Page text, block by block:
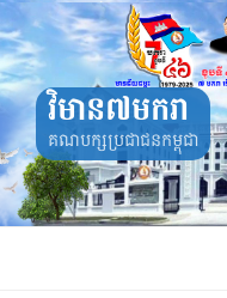
Skip
to
content
វិមាន៧មករា
គណបក្សប្រជាជនកម្ពុជា